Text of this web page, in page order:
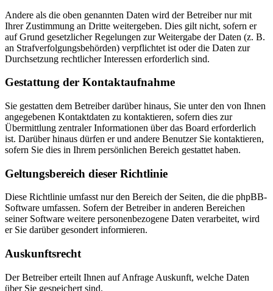
Andere als die oben genannten Daten wird der Betreiber nur mit
Ihrer Zustimmung an Dritte weitergeben. Dies gilt nicht, sofern er
auf Grund gesetzlicher Regelungen zur Weitergabe der Daten (z. B.
an Strafverfolgungsbehörden) verpflichtet ist oder die Daten zur
Durchsetzung rechtlicher Interessen erforderlich sind.
Gestattung der Kontaktaufnahme
Sie gestatten dem Betreiber darüber hinaus, Sie unter den von Ihnen
angegebenen Kontaktdaten zu kontaktieren, sofern dies zur
Übermittlung zentraler Informationen über das Board erforderlich
ist. Darüber hinaus dürfen er und andere Benutzer Sie kontaktieren,
sofern Sie dies in Ihrem persönlichen Bereich gestattet haben.
Geltungsbereich dieser Richtlinie
Diese Richtlinie umfasst nur den Bereich der Seiten, die die phpBB-
Software umfassen. Sofern der Betreiber in anderen Bereichen
seiner Software weitere personenbezogene Daten verarbeitet, wird
er Sie darüber gesondert informieren.
Auskunftsrecht
Der Betreiber erteilt Ihnen auf Anfrage Auskunft, welche Daten
über Sie gespeichert sind.